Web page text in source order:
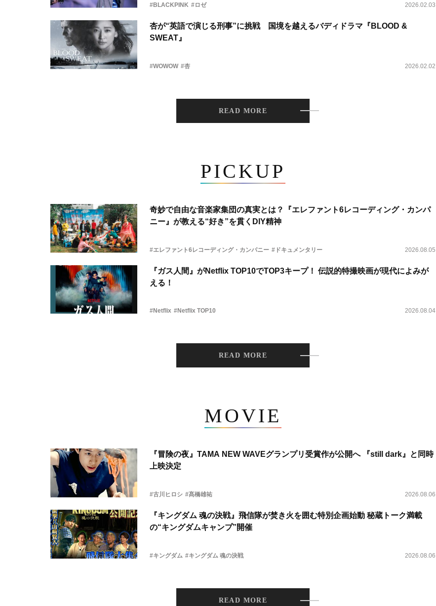
#BLACKPINK #ロゼ 2026.02.03
杏が“英語で演じる刑事”に挑戦 国境を越えるバディドラマ『BLOOD &
SWEAT』
#WOWOW #杏 2026.02.02
READ MORE
PICKUP
奇妙で自由な音楽家集団の真実とは？『エレファント6レコーディング・カンパ
ニー』が教える“好き”を貫くDIY精神
#エレファント6レコーディング・カンパニー #ドキュメンタリー 2026.08.05
『ガス人間』がNetflix TOP10でTOP3キープ！ 伝説的特撮映画が現代によみが
える！
#Netflix #Netflix TOP10 2026.08.04
READ MORE
MOVIE
『冒険の夜』TAMA NEW WAVEグランプリ受賞作が公開へ 『still dark』と同時
上映決定
#古川ヒロシ #髙橋雄祐 2026.08.06
『キングダム 魂の決戦』飛信隊が焚き火を囲む特別企画始動 秘蔵トーク満載
の“キングダムキャンプ”開催
#キングダム #キングダム 魂の決戦 2026.08.06
READ MORE